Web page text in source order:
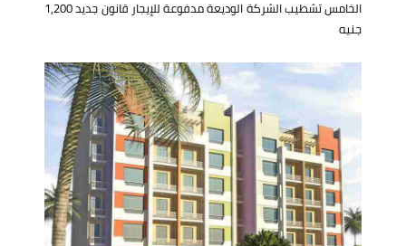
الخامس تشطيب الشركة الوديعة مدفوعة للإيجار قانون جديد 1,200
جنيه